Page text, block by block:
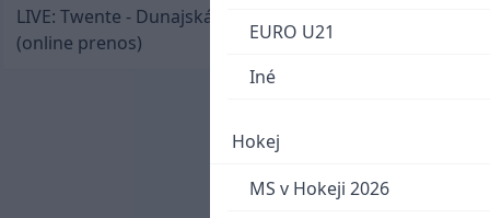
EURO U21
Iné
Hokej
MS v Hokeji 2026
LIVE: Twente - Dunajská Streda / Konferenčná liga
(online prenos)